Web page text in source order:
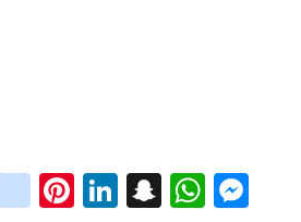
instagram
Pinterest
LinkedIn
Snapchat